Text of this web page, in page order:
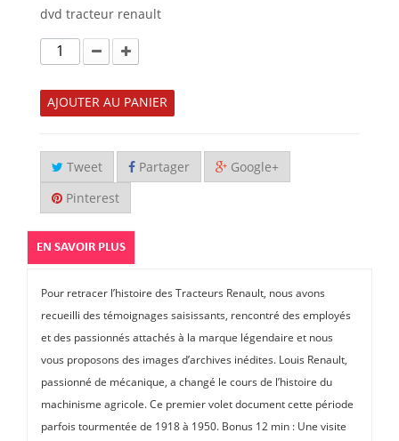
dvd tracteur renault
AJOUTER AU PANIER
Tweet Partager Google+
Pinterest
EN SAVOIR PLUS
Pour retracer l’histoire des Tracteurs Renault, nous avons
recueilli des témoignages saisissants, rencontré des employés
et des passionnés attachés à la marque légendaire et nous
vous proposons des images d’archives inédites. Louis Renault,
passionné de mécanique, a changé le cours de l’histoire du
machinisme agricole. Ce premier volet document cette période
parfois tourmentée de 1918 à 1950. Bonus 12 min : Une visite